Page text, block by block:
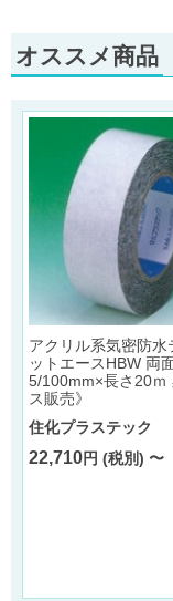
オススメ商品
アクリル系気密防水
ットエースHBW 両
5/100mm×長さ20ｍ
ス販売》
住化プラステック
22,710円 (税別) 〜